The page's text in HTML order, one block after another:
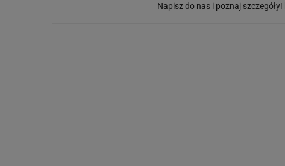
Napisz do nas i poznaj szczegóły!